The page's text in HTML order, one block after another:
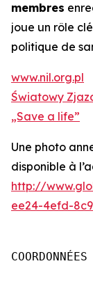
membres
joue un rôle
politique de
www.nil.org.pl
Światowy
„Save a life”
Une photo
disponible à
http://
ee24-4efd-
COORDONNÉES